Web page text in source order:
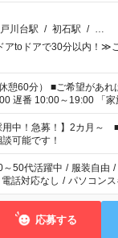
川台駅 / 初石駅 / …
toドアで30分以内！≫
れば下記シフトもOK！
～19:00 「家族と休みを合わせた
って夕飯の準備がしたい
希望を教えてくださいね。 ※Wワ
お仕事で希望する勤務時
計で週40時間を超える場
用中！急募！】2カ月～
可能です！
～50代活躍中 / 服装自由 /
電話対応なし / パソコン
応募する